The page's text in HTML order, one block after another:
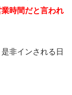
時間だと言われ
非インされる日